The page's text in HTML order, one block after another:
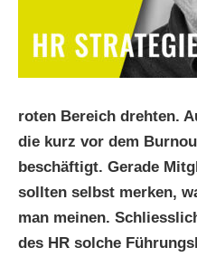
roten Bereich drehten.
die kurz vor dem
beschäftigt. Gerade
sollten selbst merken,
man meinen.
des HR solche